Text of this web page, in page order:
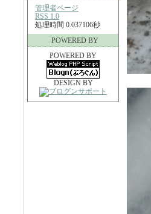
管理者ページ
RSS 1.0
処理時間 0.037106秒
POWERED BY
POWERED BY
DESIGN BY